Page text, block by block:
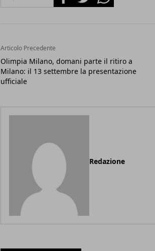
Articolo Precedente
Olimpia Milano, domani parte il ritiro a
Milano: il 13 settembre la presentazione
ufficiale
Redazione